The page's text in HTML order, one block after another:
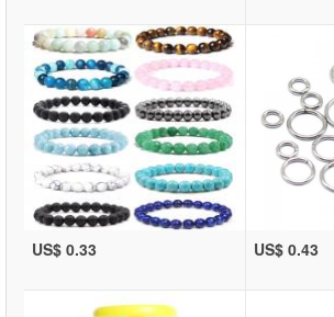
US$ 0.33 US$ 0.43